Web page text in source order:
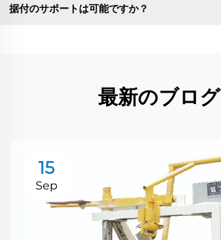
据付のサポートは可能ですか？
最新のブログ
15
Sep